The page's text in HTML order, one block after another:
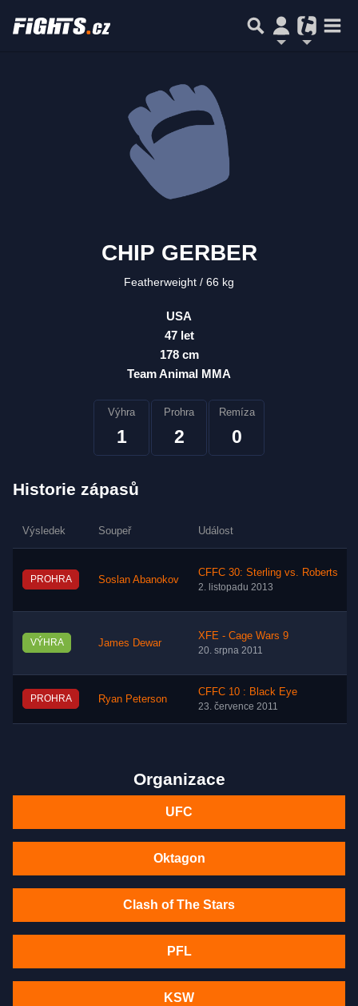
CHIP GERBER
Featherweight 66 kg
USA
47 let
178 cm
Team Animal MMA
Výhra
1
Prohra
2
Remíza
0
Historie zápasů
Výsledek Soupeř Událost
PROHRA Soslan Abanokov
CFFC 30: Sterling vs. Roberts
2. listopadu 2013
VÝHRA James Dewar
XFE - Cage Wars 9
20. srpna 2011
PROHRA Ryan Peterson
CFFC 10 : Black Eye
23. července 2011
Organizace
UFC
Oktagon
Clash of The Stars
PFL
KSW